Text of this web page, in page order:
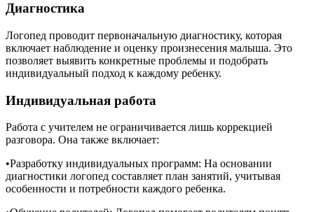
Диагностика
Логопед проводит первоначальную диагностику, которая
включает наблюдение и оценку произнесения малыша. Это
позволяет выявить конкретные проблемы и подобрать
индивидуальный подход к каждому ребенку.
Индивидуальная работа
Работа с учителем не ограничивается лишь коррекцией
разговора. Она также включает:
•Разработку индивидуальных программ: На основании
диагностики логопед составляет план занятий, учитывая
особенности и потребности каждого ребенка.